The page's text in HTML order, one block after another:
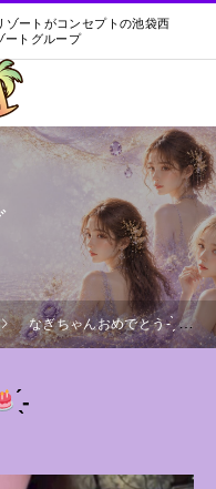
ゾートがコンセプトの池袋西
ートグループ
なぎちゃんおめでとう- ̗̀ ̖́-
̖́-